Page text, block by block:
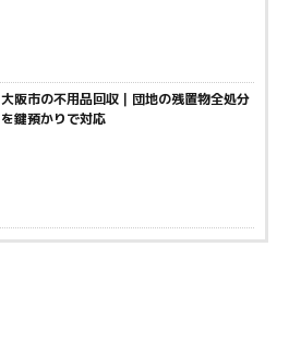
大阪市の不用品回収｜団地の残置物全処分
を鍵預かりで対応